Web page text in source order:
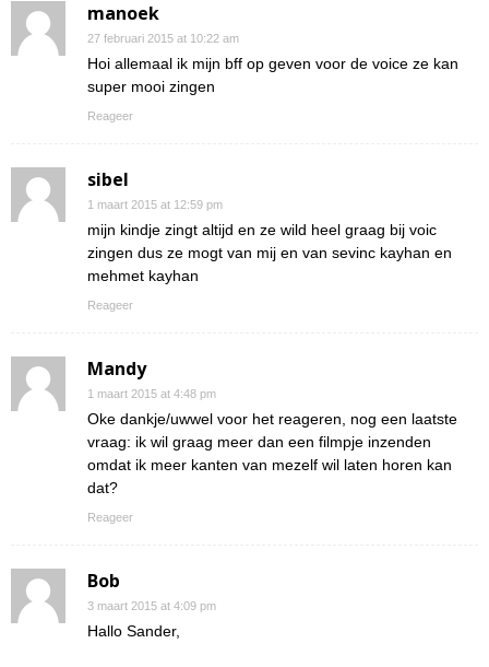
manoek
27 februari 2015 at 10:22 am
Hoi allemaal ik mijn bff op geven voor de voice ze kan
super mooi zingen
Reageer
sibel
1 maart 2015 at 12:59 pm
mijn kindje zingt altijd en ze wild heel graag bij voic
zingen dus ze mogt van mij en van sevinc kayhan en
mehmet kayhan
Reageer
Mandy
1 maart 2015 at 4:48 pm
Oke dankje/uwwel voor het reageren, nog een laatste
vraag: ik wil graag meer dan een filmpje inzenden
omdat ik meer kanten van mezelf wil laten horen kan
dat?
Reageer
Bob
3 maart 2015 at 4:09 pm
Hallo Sander,